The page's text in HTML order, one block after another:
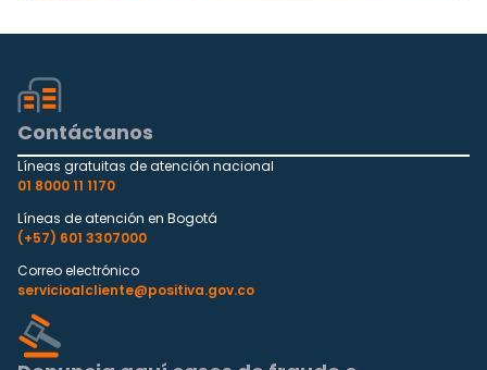
Contáctanos
Líneas gratuitas de atención nacional
01 8000 11 1170
Líneas de atención en Bogotá
(+57) 601 3307000
Correo electrónico
servicioalcliente@positiva.gov.co